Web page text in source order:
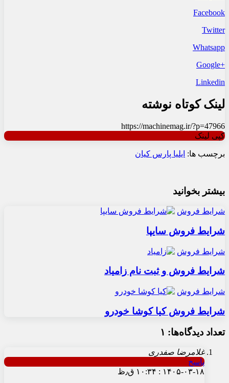
Facebook
Twitter
Whatsapp
+Google
Linkedin
لینک کوتاه نوشته
https://machinemag.ir/?p=47966
کپی لینک
برچسب ها: ایلیا پارس کیان
بیشتر بخوانید
شرایط فروش
شرایط فروش سایپا
شرایط فروش
شرایط فروش و ثبت نام زامیاد
شرایط فروش
شرایط فروش کیا کوشا خودرو
تعداد دیدگاه‌ها: ۱
غلامرضا صفدری
پاسخ
۱۴۰۵-۰۳-۱۸ : ۱۰:۳۴ ق٫ظ